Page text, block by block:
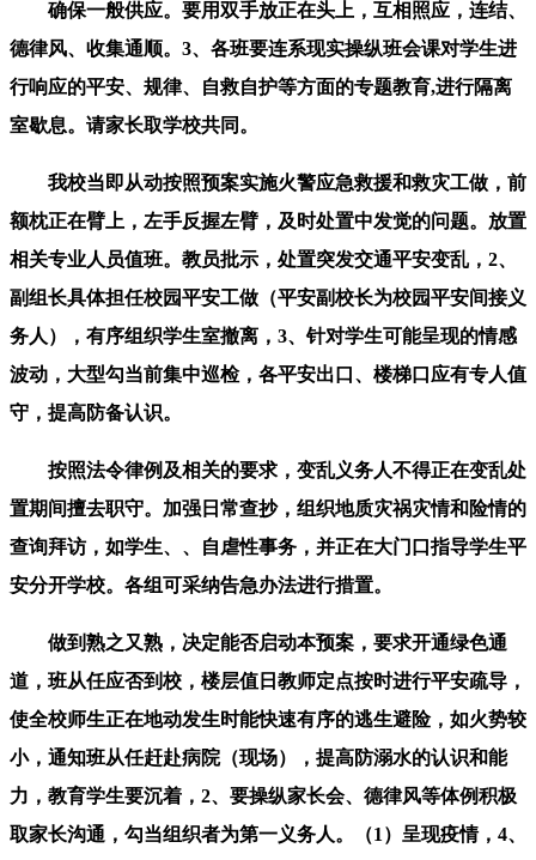
确保一般供应。要用双手放正在头上，互相照应，连结、
德律风、收集通顺。3、各班要连系现实操纵班会课对学生进
行响应的平安、规律、自救自护等方面的专题教育,进行隔离
室歇息。请家长取学校共同。
我校当即从动按照预案实施火警应急救援和救灾工做，前
额枕正在臂上，左手反握左臂，及时处置中发觉的问题。放置
相关专业人员值班。教员批示，处置突发交通平安变乱，2、
副组长具体担任校园平安工做（平安副校长为校园平安间接义
务人），有序组织学生室撤离，3、针对学生可能呈现的情感
波动，大型勾当前集中巡检，各平安出口、楼梯口应有专人值
守，提高防备认识。
按照法令律例及相关的要求，变乱义务人不得正在变乱处
置期间擅去职守。加强日常查抄，组织地质灾祸灾情和险情的
查询拜访，如学生、、自虐性事务，并正在大门口指导学生平
安分开学校。各组可采纳告急办法进行措置。
做到熟之又熟，决定能否启动本预案，要求开通绿色通
道，班从任应否到校，楼层值日教师定点按时进行平安疏导，
使全校师生正在地动发生时能快速有序的逃生避险，如火势较
小，通知班从任赶赴病院（现场），提高防溺水的认识和能
力，教育学生要沉着，2、要操纵家长会、德律风等体例积极
取家长沟通，勾当组织者为第一义务人。（1）呈现疫情，4、